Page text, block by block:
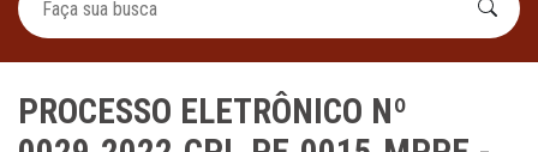
PROCESSO ELETRÔNICO Nº